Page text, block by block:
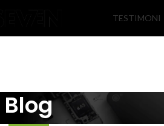
TESTIMONI
Blog